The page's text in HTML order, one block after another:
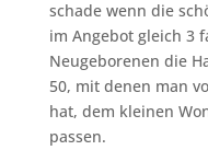
schade wenn die
im Angebot gleich 3
Neugeborenen die
50, mit denen man
hat, dem kleinen
passen.